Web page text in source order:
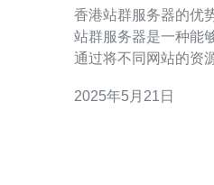
香港站群服务器的优
站群服务器是一种能
通过将不同网站的资
于地理位置的优势，
2025年5月21日